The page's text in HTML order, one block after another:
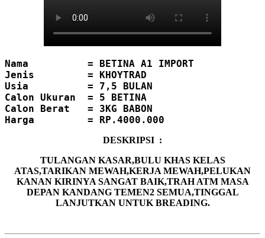
Nama          = BETINA A1 IMPORT
Jenis         = KHOYTRAD
Usia          = 7,5 BULAN
Calon Ukuran  = 5 BETINA
Harga         = RP.4000.000
DESKRIPSI :
TULANGAN KASAR,BULU KHAS KELAS
ATAS,TARIKAN MEWAH,KERJA MEWAH,PELUKAN
KANAN KIRINYA SANGAT BAIK,TRAH ATM MASA
DEPAN KANDANG TEMEN2 SEMUA,TINGGAL
LANJUTKAN UNTUK BREADING.